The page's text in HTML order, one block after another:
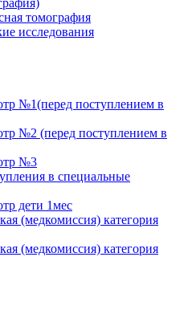
томография
исследования
№1(перед поступлением в
№2 (перед поступлением в
№3
в специальные
дети 1мес
(медкомиссия) категория
(медкомиссия) категория